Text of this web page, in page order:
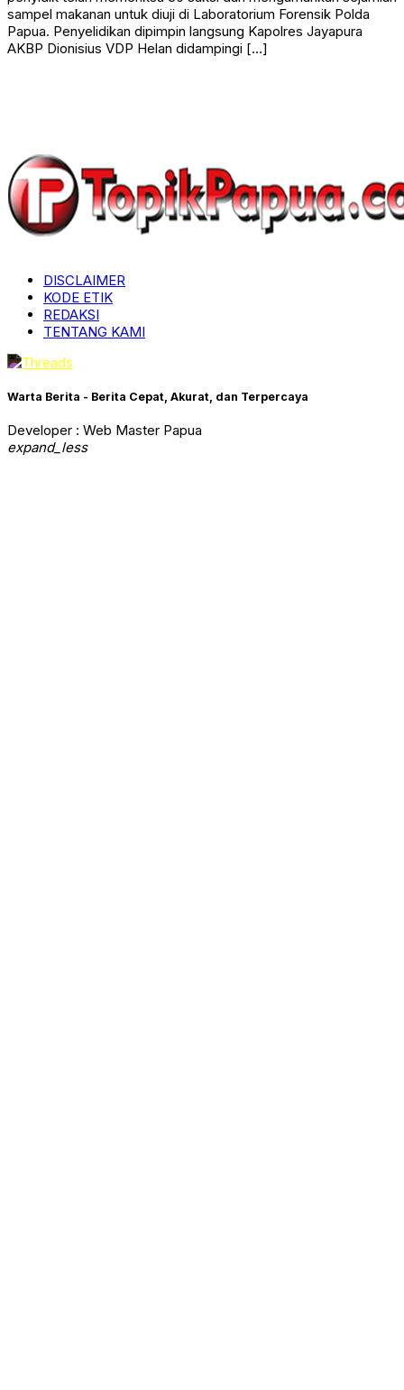
sampel makanan untuk diuji di Laboratorium Forensik Polda
Papua. Penyelidikan dipimpin langsung Kapolres Jayapura
AKBP Dionisius VDP Helan didampingi […]
DISCLAIMER
KODE ETIK
REDAKSI
TENTANG KAMI
Warta Berita - Berita Cepat, Akurat, dan Terpercaya
Developer : Web Master Papua
expand_less